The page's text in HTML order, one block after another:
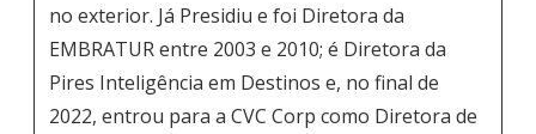
no exterior. Já Presidiu e foi Diretora da
EMBRATUR entre 2003 e 2010; é Diretora da
Pires Inteligência em Destinos e, no final de
2022, entrou para a CVC Corp como Diretora de